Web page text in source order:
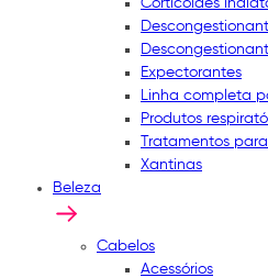
Corticoides
Expectorantes
Linha completa
Produtos
Tratamentos
Xantinas
Beleza
Cabelos
Acessórios